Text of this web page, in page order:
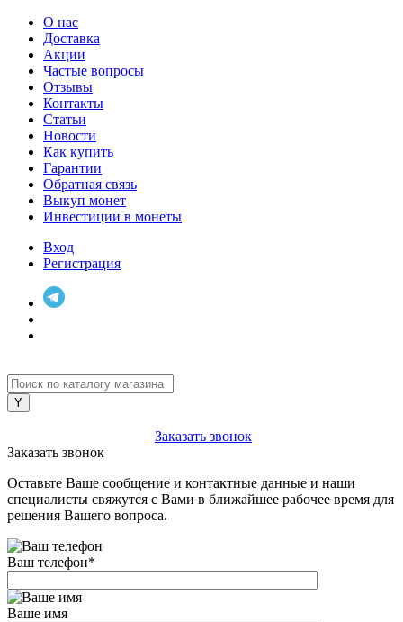
О нас
Доставка
Акции
Частые вопросы
Отзывы
Контакты
Статьи
Новости
Как купить
Гарантии
Обратная связь
Выкуп монет
Инвестиции в монеты
Вход
Регистрация
Заказать звонок
Заказать звонок
Оставьте Ваше сообщение и контактные данные и наши
специалисты свяжутся с Вами в ближайшее рабочее время для
решения Вашего вопроса.
Ваш телефон*
Ваше имя